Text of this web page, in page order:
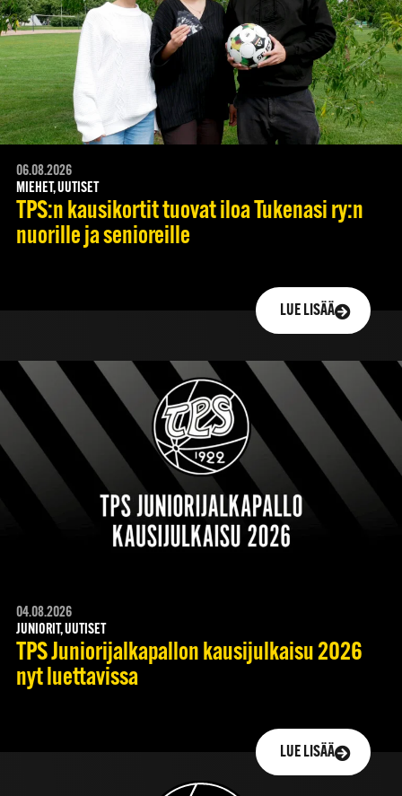
06.08.2026
MIEHET, UUTISET
TPS:n kausikortit tuovat iloa Tukenasi ry:n
nuorille ja senioreille
LUE LISÄÄ
04.08.2026
JUNIORIT, UUTISET
TPS Juniorijalkapallon kausijulkaisu 2026
nyt luettavissa
LUE LISÄÄ